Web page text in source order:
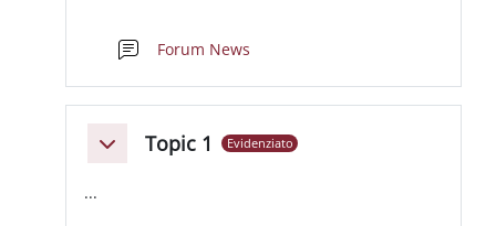
Forum News
Minimizza
Topic 1 Evidenziato
...